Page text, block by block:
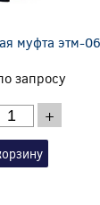
муфта этм-
запросу
+